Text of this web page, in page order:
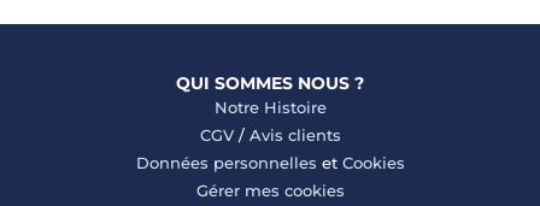
QUI SOMMES NOUS ?
Notre Histoire
CGV/ Avis clients
Données personnelles et Cookies
Gérer mes cookies